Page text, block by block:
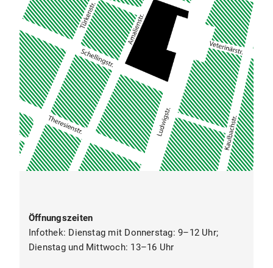
Öffnungszeiten
Infothek: Dienstag mit Donnerstag: 9–12 Uhr;
Dienstag und Mittwoch: 13–16 Uhr